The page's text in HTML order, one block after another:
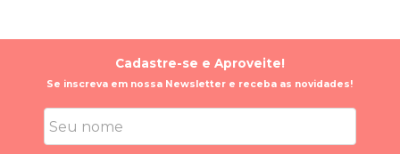
Cadastre-se e Aproveite!
Se inscreva em nossa Newsletter e receba as novidades!